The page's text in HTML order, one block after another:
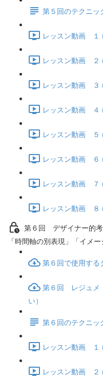
第５回のテクニッ
レッスン動画 １
レッスン動画 ２
レッスン動画 ３
レッスン動画 ４
レッスン動画 ５
レッスン動画 ６
レッスン動画 ７
レッスン動画 ８
第６回 デザイナー的考
「時間軸の別表現」「イメー
第６回で使用する
第６回 レジュメ
い）
第６回のテクニッ
レッスン動画 １
レッスン動画 ２